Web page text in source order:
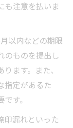
も注意を払いま
以内などの期限
のものを提出し
ます。また、
指定があるた
す。
印漏れといった